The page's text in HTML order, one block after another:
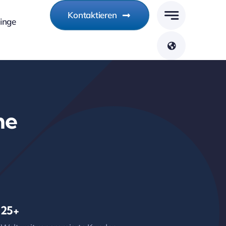
Kontaktieren
25+